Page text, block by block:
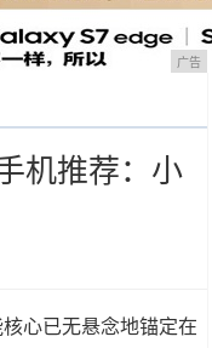
广告
机推荐：小
心已无悬念地锚定在